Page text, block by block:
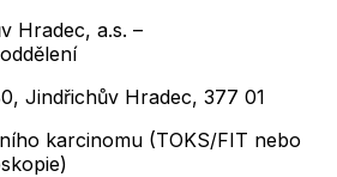
Hradec, a.s. –
Jindřichův Hradec, 377 01
karcinomu (TOKS/FIT nebo